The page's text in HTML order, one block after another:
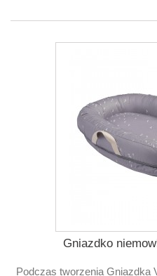
Gniazdko
Podczas tworzenia Gniazdka